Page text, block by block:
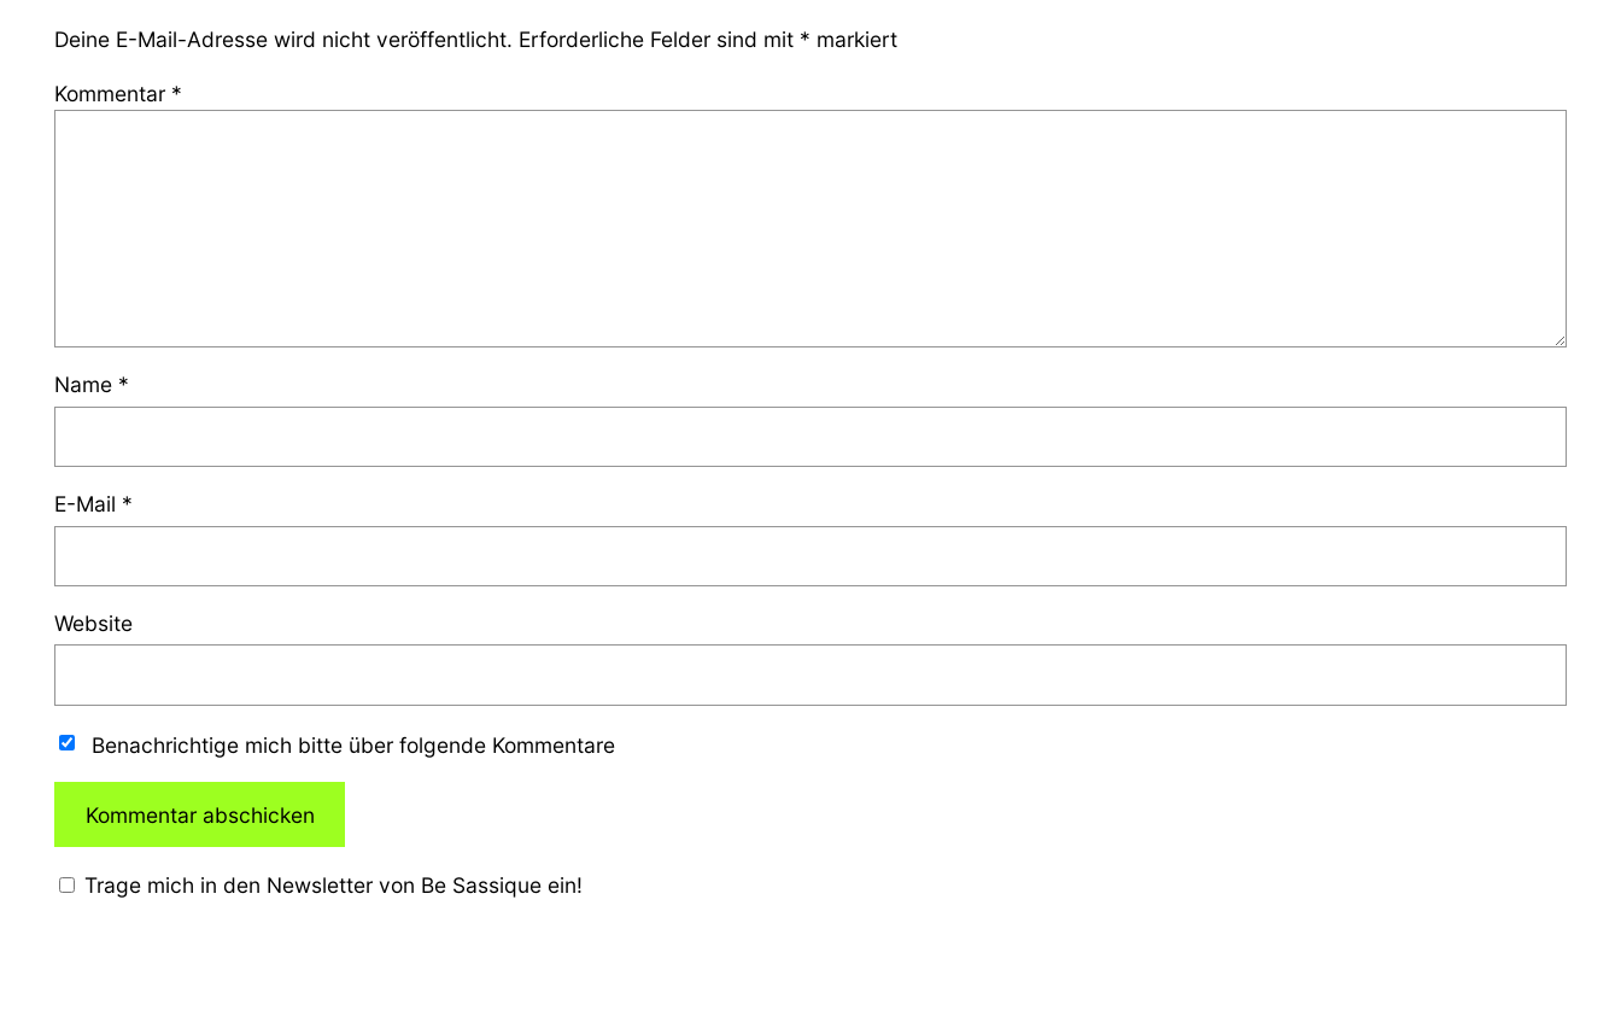
Deine E-Mail-Adresse wird nicht veröffentlicht. Erforderliche Felder sind mit * markiert
Kommentar *
Name *
E-Mail *
Website
Benachrichtige mich bitte über folgende Kommentare
Trage mich in den Newsletter von Be Sassique ein!